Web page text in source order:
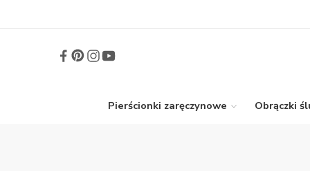
Pierścionki zaręczynowe Obrączki